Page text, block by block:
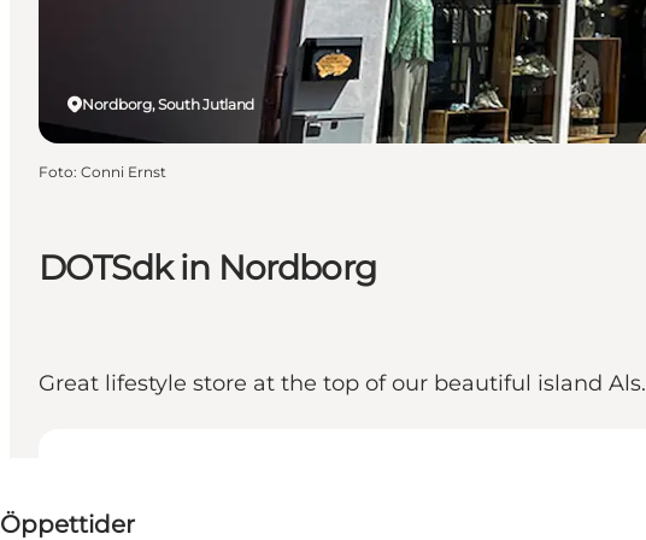
DOTSdk in Nordborg
Great lifestyle store at the top of our beautiful island Als.
ÖppettiderBesök webbplats
Nordborg, South Jutland
Foto: Conni Ernst